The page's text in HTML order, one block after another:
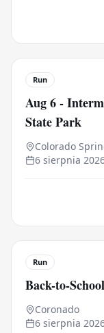
Run
Aug 6 -
State Park
Colorado
6 sierpnia
Run
Back-to-
Coronado
6 sierpnia